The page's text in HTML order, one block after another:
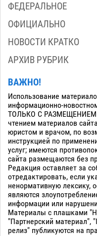
ФЕДЕРАЛЬНОЕ
ОФИЦИАЛЬНО
НОВОСТИ КРАТКО
АРХИВ РУБРИК
ВАЖНО!
Использование
информационно-
ТОЛЬКО С
чтением материалов
юристом и врачом, по
инструкцией по
услуг; имеются
сайта размещаются без
Редакция оставляет за
отредактировать, если
ненормативную лексику,
являются
информации или
Материалы с плашками
"Партнерский материал",
релиз" публикуются на